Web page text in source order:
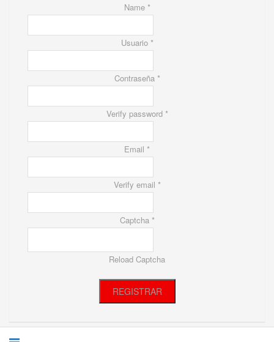
Name *
Usuario *
Contraseña *
Verify password *
Email *
Verify email *
Captcha *
Reload Captcha
REGISTRAR